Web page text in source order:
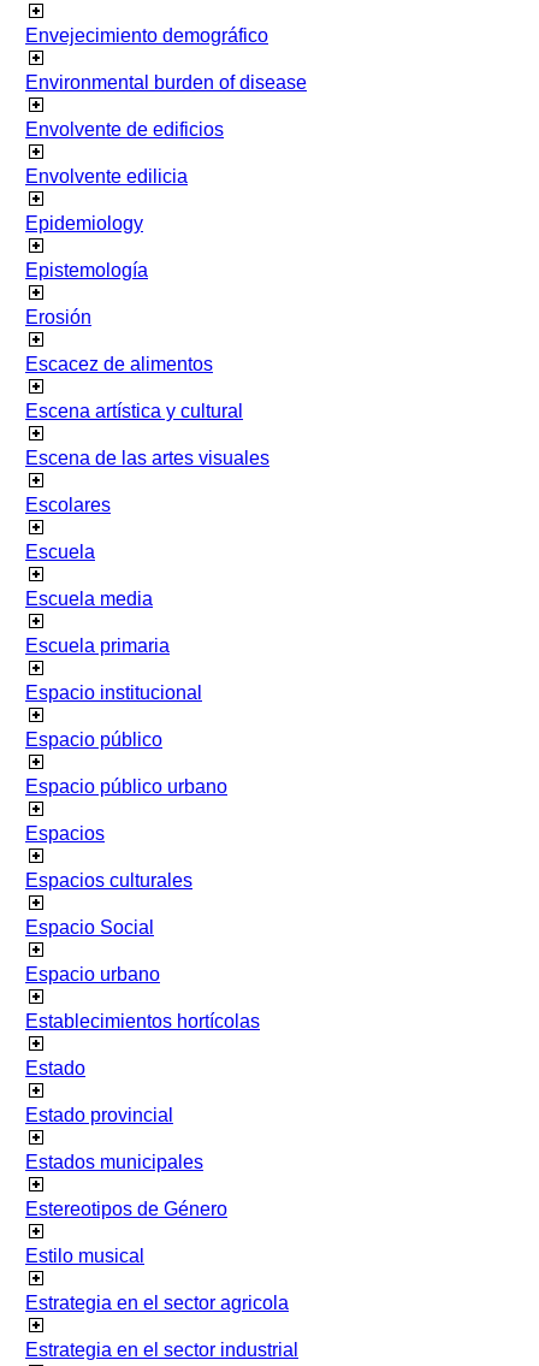
Envejecimiento demográfico
Environmental burden of disease
Envolvente de edificios
Envolvente edilicia
Epidemiology
Epistemología
Erosión
Escacez de alimentos
Escena artística y cultural
Escena de las artes visuales
Escolares
Escuela
Escuela media
Escuela primaria
Espacio institucional
Espacio público
Espacio público urbano
Espacios
Espacios culturales
Espacio Social
Espacio urbano
Establecimientos hortícolas
Estado
Estado provincial
Estados municipales
Estereotipos de Género
Estilo musical
Estrategia en el sector agricola
Estrategia en el sector industrial